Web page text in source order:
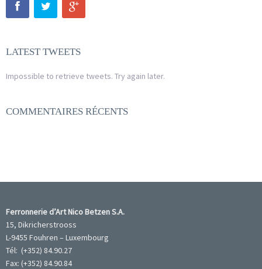
LATEST TWEETS
Impossible to retrieve tweets. Try again later.
COMMENTAIRES RÉCENTS
Ferronnerie d’Art Nico Betzen S.A.
15, Dikricherstrooss
L-9455 Fouhren – Luxembourg
Tél: (+352) 84.90.27
Fax: (+352) 84.90.84